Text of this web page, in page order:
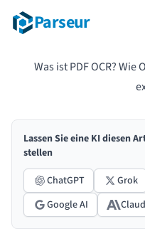
Parseur
Was ist PDF OCR? Wie
Lassen Sie eine KI diesen
stellen
ChatGPT
Grok
Google AI